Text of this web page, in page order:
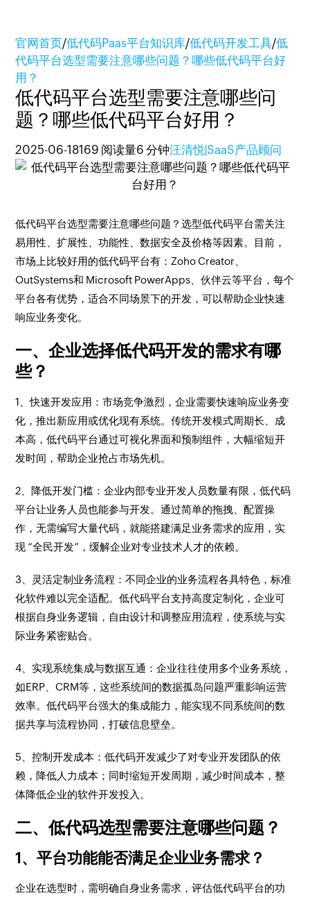
官网首页/低代码Paas平台知识库/低代码开发工具/低
代码平台选型需要注意哪些问题？哪些低代码平台好
用？
低代码平台选型需要注意哪些问
题？哪些低代码平台好用？
2025-06-18169 阅读量6 分钟汪清悦|SaaS产品顾问
低代码平台选型需要注意哪些问题？选型低代码平台需关注
易用性、扩展性、功能性、数据安全及价格等因素。目前，
市场上比较好用的低代码平台有：Zoho Creator、
OutSystems和 Microsoft PowerApps、伙伴云等平台，每个
平台各有优势，适合不同场景下的开发，可以帮助企业快速
响应业务变化。
一、企业选择低代码开发的需求有哪
些？
1、快速开发应用 ：市场竞争激烈，企业需要快速响应业务变
化，推出新应用或优化现有系统。传统开发模式周期长、成
本高，低代码平台通过可视化界面和预制组件，大幅缩短开
发时间，帮助企业抢占市场先机。
2、降低开发门槛 ：企业内部专业开发人员数量有限，低代码
平台让业务人员也能参与开发。通过简单的拖拽、配置操
作，无需编写大量代码，就能搭建满足业务需求的应用，实
现 “全民开发”，缓解企业对专业技术人才的依赖。
3、灵活定制业务流程 ：不同企业的业务流程各具特色，标准
化软件难以完全适配。低代码平台支持高度定制化，企业可
根据自身业务逻辑，自由设计和调整应用流程，使系统与实
际业务紧密贴合。
4、实现系统集成与数据互通 ：企业往往使用多个业务系统，
如ERP、CRM等，这些系统间的数据孤岛问题严重影响运营
效率。低代码平台强大的集成能力，能实现不同系统间的数
据共享与流程协同，打破信息壁垒。
5、控制开发成本 ：低代码开发减少了对专业开发团队的依
赖，降低人力成本；同时缩短开发周期，减少时间成本，整
体降低企业的软件开发投入。
二、低代码选型需要注意哪些问题？
1、平台功能能否满足企业业务需求？
企业在选型时，需明确自身业务需求，评估低代码平台的功